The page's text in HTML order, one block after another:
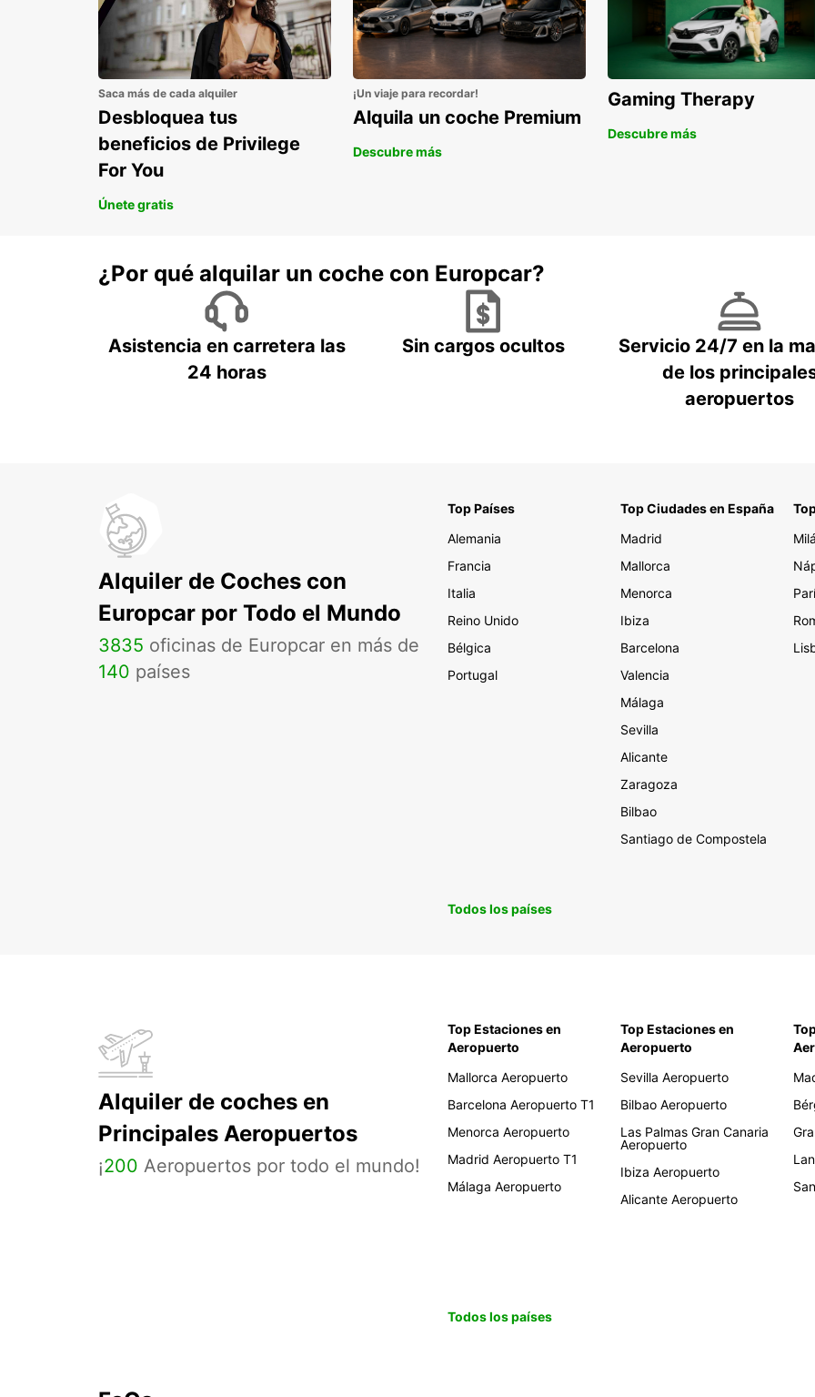
en
Saca más de cada alquiler
Desbloquea tus
beneficios de Privilege
For You
Únete gratis
¡Un viaje para recordar!
Alquila un coche Premium
Descubre más
Gaming Therapy
Descubre más
¿Por qué alquilar un coche con Europcar?
Asistencia en carretera las
24 horas
Sin cargos ocultos
Servicio 24/7 en la
de los
aeropuertos
Alquiler de Coches con
Europcar por Todo el Mundo
3835 oficinas de Europcar en más de
140 países
Top Países
Alemania
Francia
Italia
Reino Unido
Bélgica
Portugal
Top Ciudades en España
Madrid
Mallorca
Menorca
Ibiza
Barcelona
Valencia
Málaga
Sevilla
Alicante
Zaragoza
Bilbao
Santiago de Compostela
Todos los países
Alquiler de coches en
Principales Aeropuertos
¡200 Aeropuertos por todo el mundo!
Top Estaciones en
Aeropuerto
Mallorca Aeropuerto
Barcelona Aeropuerto T1
Menorca Aeropuerto
Madrid Aeropuerto T1
Málaga Aeropuerto
Top Estaciones en
Aeropuerto
Sevilla Aeropuerto
Bilbao Aeropuerto
Las Palmas Gran Canaria
Aeropuerto
Ibiza Aeropuerto
Alicante Aeropuerto
Todos los países